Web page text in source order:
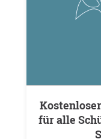
Kostenloser öffentlicher Nahverkehr
für alle